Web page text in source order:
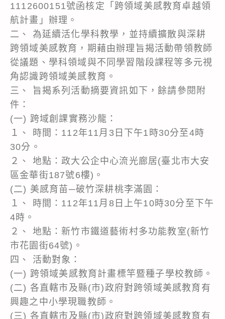
1112600151號函核定「跨領域美感教育卓越領
航計畫」辦理。
二、 為延續活化學科教學，並持續擴散與深耕
跨領域美感教育，期藉由辦理旨揭活動帶領教師
從議題、學科領域與不同學習階段課程等多元視
角認識跨領域美感教育。
三、 旨揭系列活動摘要資訊如下，餘請參閱附
件：
(一) 跨域創課實務沙龍：
１、 時間：112年11月3日下午1時30分至4時
30分。
２、 地點：政大公企中心流光廊居(臺北市大安
區金華街187號6樓)。
(二) 美感育苗─破竹深耕桃李滿園：
１、 時間：112年11月8日上午10時30分至下午
4時。
２、 地點：新竹市鐵道藝術村多功能教室(新竹
市花園街64號)。
四、 活動對象：
(一) 跨領域美感教育計畫標竿暨種子學校教師。
(二) 各直轄市及縣(市)政府對跨領域美感教育有
興趣之中小學現職教師。
(三) 各直轄市及縣(市)政府對跨領域美感教育有